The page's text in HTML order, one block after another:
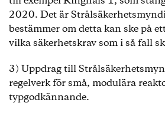
2020. Det är
bestämmer om detta kan ske på
vilka säkerhetskrav som i så fall
3) Uppdrag till
regelverk för små, modulära
typgodkännande.